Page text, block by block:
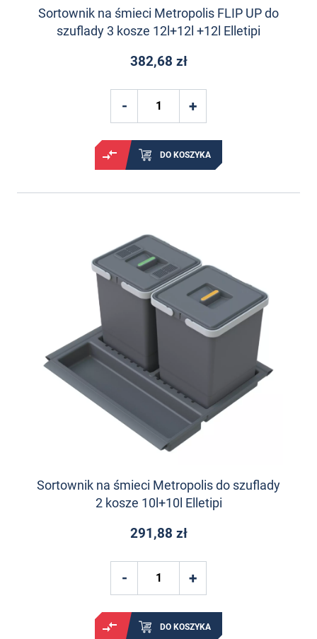
Sortownik na śmieci Metropolis FLIP UP do
szuflady 3 kosze 12l+12l +12l Elletipi
382,68 zł
DO KOSZYKA
Sortownik na śmieci Metropolis do szuflady
2 kosze 10l+10l Elletipi
291,88 zł
DO KOSZYKA